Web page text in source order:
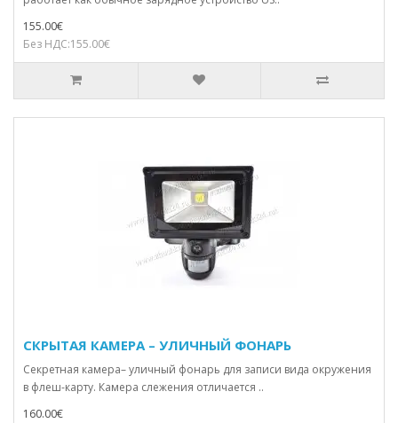
155.00€
Без НДС:155.00€
СКРЫТАЯ КАМЕРА – УЛИЧНЫЙ ФОНАРЬ
Секретная камера– уличный фонарь для записи вида окружения
в флеш-карту. Камера слежения отличается ..
160.00€